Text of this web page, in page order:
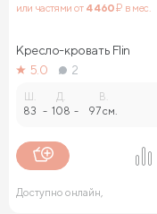
или частями от 4 460₽ в мес.
Кресло-кровать Flin
5.0
2
83 -
Д.
108 -
В.
97 см.
Доступно онлайн,